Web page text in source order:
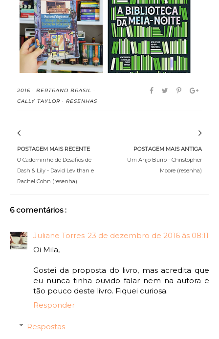
Meus Dias na Livraria
Morisaki - Sa...
A Biblioteca da Meia-
Noite - Matt H...
2016 · BERTRAND BRASIL ·
CALLY TAYLOR · RESENHAS
POSTAGEM MAIS RECENTE
O Caderninho de Desafios de
Dash & Lily - David Levithan e
Rachel Cohn (resenha)
POSTAGEM MAIS ANTIGA
Um Anjo Burro - Christopher
Moore (resenha)
6 comentários :
Juliane Torres 23 de dezembro de 2016 às 08:11
Oi Mila,
Gostei da proposta do livro, mas acredita que
eu nunca tinha ouvido falar nem na autora e
tão pouco deste livro. Fiquei curiosa.
Responder
Respostas